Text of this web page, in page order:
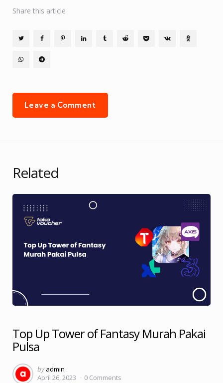
Share this article
Leave a Comment
Related
Top Up Tower of Fantasy Murah Pakai
Pulsa
Posted
by
by admin
April 26, 2023
0 Comments